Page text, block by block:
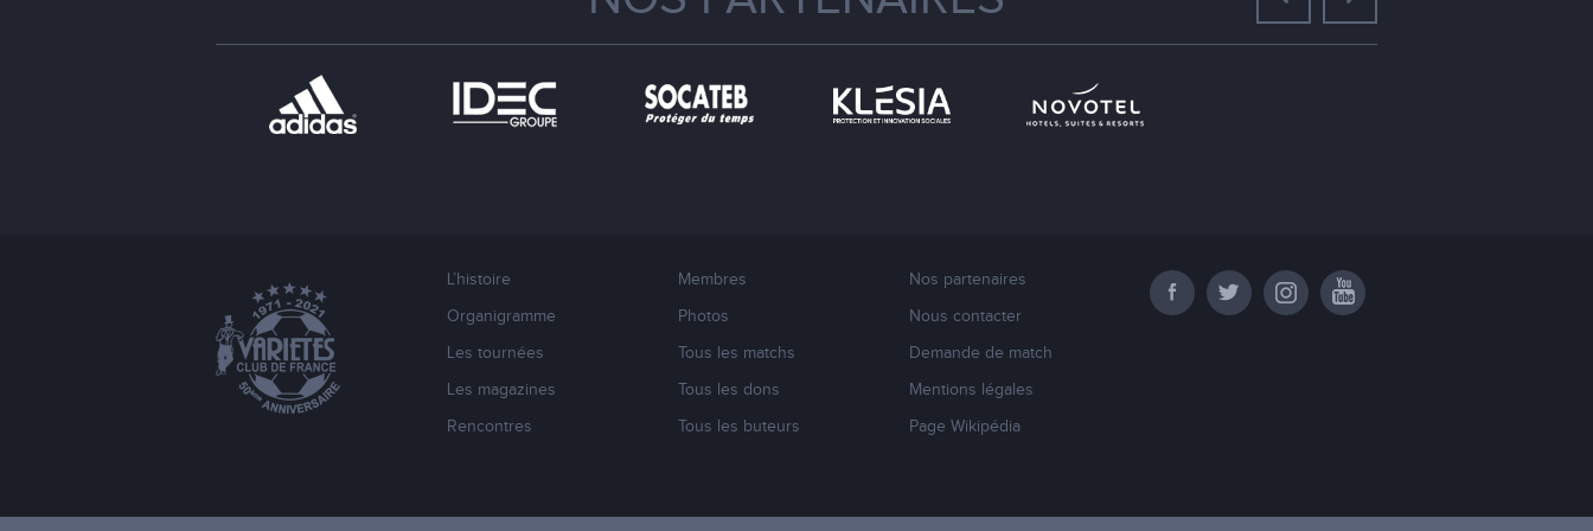
L’histoire
Organigramme
Les tournées
Les magazines
Rencontres
Membres
Photos
Tous les matchs
Tous les dons
Tous les buteurs
Nos partenaires
Nous contacter
Demande de match
Mentions légales
Page Wikipédia